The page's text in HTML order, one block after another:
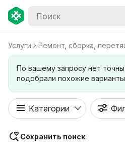
Услуги Ремонт, сборка,
По вашему запросу нет
подобрали похожие варианты
Категории
Сохранить поиск